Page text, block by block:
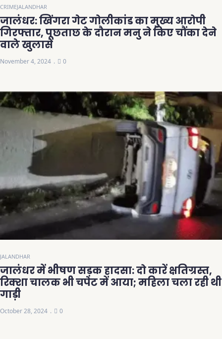
CRIMEJALANDHAR
जालंधर: खिंगरा गेट गोलीकांड का मुख्य आरोपी
गिरफ्तार, पूछताछ के दौरान मनु ने किए चौंका देने
वाले खुलासे
November 4, 2024 0
JALANDHAR
जालंधर में भीषण सड़क हादसा: दो कारें क्षतिग्रस्त,
रिक्शा चालक भी चपेट में आया; महिला चला रही थी
गाड़ी
October 28, 2024 0